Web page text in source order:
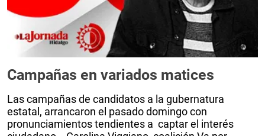
Campañas en variados matices
Las campañas de candidatos a la gubernatura
estatal, arrancaron el pasado domingo con
pronunciamientos tendientes a captar el interés